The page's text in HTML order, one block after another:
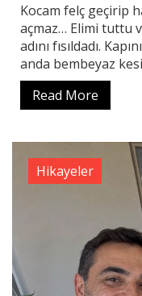
Kocam felç geçirip
açmaz… Elimi tuttu
adını fısıldadı.
anda bembeyaz
Read More
Hikayeler